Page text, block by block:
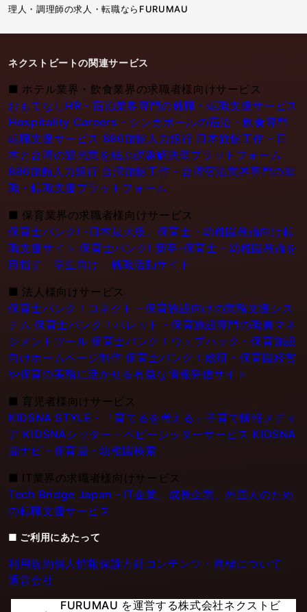
理人・調理師の求人・転職ならFURUMAU
ネクストビートの関連サービス
■ ホテル業界・飲食業界の求職者様向けサービス
おもてなしHR - 宿泊業界専門の就職・転職支援サービス
Hospitality Careers - シンガポールの宿泊・飲食専門
転職支援サービス 886旅館人力銀行 日本旅館工作 - 日
本と台湾の観光業を結ぶ課題解決型プラットフォーム
886旅館人力銀行 台湾旅館工作 - 台湾宿泊業界専門の就
職・転職支援プラットフォーム
■ 保育業界の求職者様向けサービス
保育士バンク! -日本最大級。保育士・幼稚園教論向け転
職支援サイト 保育士バンク! 新卒-保育士・幼稚園教論を
目指す「学生向け」就職活動サイト
■ 法人様向けサービス
保育士バンク！コネクト - 保育施設向けの業務支援シス
テム 保育士バンク！パレット - 保育施設専門の職員マネ
ジメントツール 保育士バンク！ウェブパック - 保育施設
向けホームページ制作 保育士バンク！総研 - 保育園経営
や保育の実務に活かせる有益な情報発信サイト
■ 育児者様向けサービス
KIDSNA STYLE - 「育てるを考える」子育て情報メディ
ア KIDSNAシッター - ベビーシッターサービス KIDSNA
園ナビ - 保育園・幼稚園検索
■ IT業界の求職者様向けサービス
Tech Bridge Japan - IT企業、成長企業、外国人のため
の転職支援サービス
■ ご利用にあたって
利用規約個人情報保護方針コンテンツ・商標について
運営会社
FURUMAU を運営する株式会社ネクストビ